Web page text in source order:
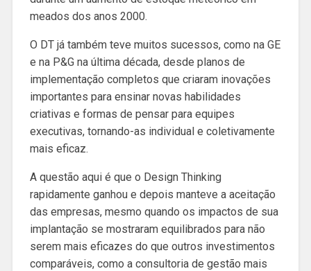
meados dos anos 2000.
O DT já também teve muitos sucessos, como na GE
e na P&G na última década, desde planos de
implementação completos que criaram inovações
importantes para ensinar novas habilidades
criativas e formas de pensar para equipes
executivas, tornando-as individual e coletivamente
mais eficaz.
A questão aqui é que o Design Thinking
rapidamente ganhou e depois manteve a aceitação
das empresas, mesmo quando os impactos de sua
implantação se mostraram equilibrados para não
serem mais eficazes do que outros investimentos
comparáveis, como a consultoria de gestão mais